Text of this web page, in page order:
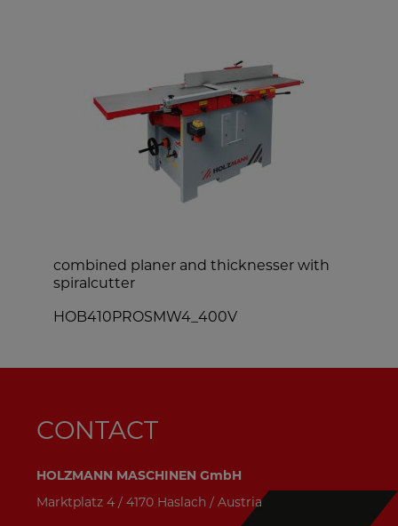
combined planer and thicknesser with
spiralcutter
HOB410PROSMW4_400V
CONTACT
HOLZMANN MASCHINEN GmbH
Marktplatz 4 / 4170 Haslach / Austria